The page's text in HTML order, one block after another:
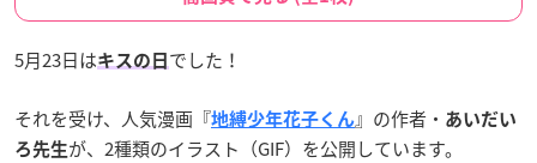
5月23日はキスの日 でした！
それを受け、人気漫画『地縛少年花子くん』の作者・ あいだい
ろ先生が、2種類のイラスト（GIF）を公開しています。